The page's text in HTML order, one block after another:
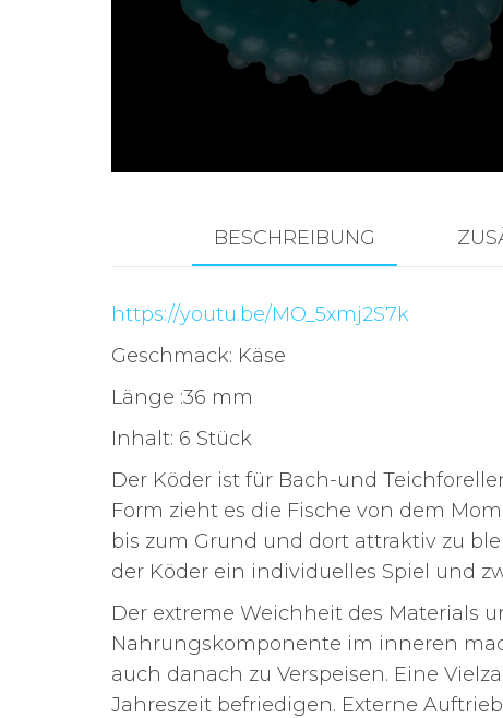
BESCHREIBUNG
https://youtu.be/MO_5xmj2S7k
Geschmack: Käse
Länge :36 mm
Inhalt: 6 Stück
Der Köder ist für Bach-und
Form zieht es die Fische von dem
bis zum Grund und dort attraktiv zu
der Köder ein individuelles Spiel und
Der extreme Weichheit des Materials
Nahrungskomponente im inneren
auch danach zu Verspeisen. Eine
Jahreszeit befriedigen. Externe